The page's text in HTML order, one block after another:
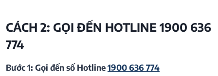
CÁCH 2: GỌI ĐẾN HOTLINE 1900 636
774
Bước 1: Gọi đến số Hotline1900 636 774